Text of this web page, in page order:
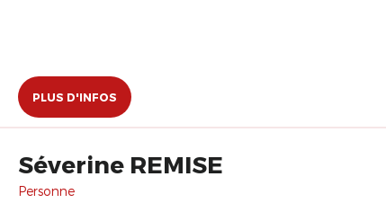
PLUS D'INFOS
Séverine REMISE
Personne